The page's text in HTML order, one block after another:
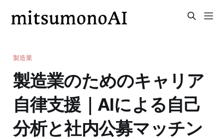
製造業
製造業のためのキャリア
自律支援｜AIによる自己
分析と社内公募マッチン